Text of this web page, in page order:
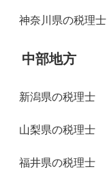
神奈川県の税理士
中部地方
新潟県の税理士
山梨県の税理士
福井県の税理士